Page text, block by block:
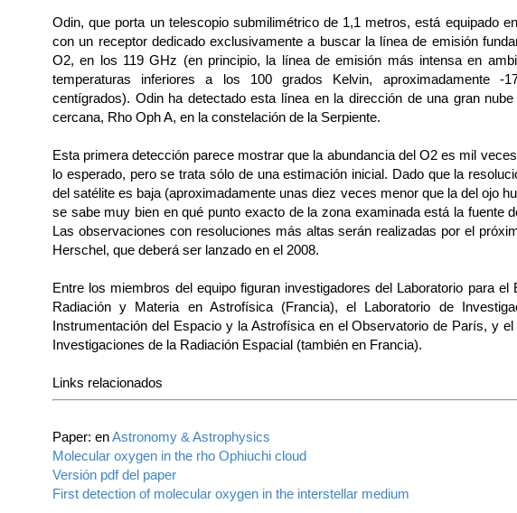
Odin, que porta un telescopio submilimétrico de 1,1 metros, está equipado
con un receptor dedicado exclusivamente a buscar la línea de emisión
O2, en los 119 GHz (en principio, la línea de emisión más intensa en
temperaturas inferiores a los 100 grados Kelvin, aproximadamente -
centígrados). Odin ha detectado esta línea en la dirección de una gran
cercana, Rho Oph A, en la constelación de la Serpiente.
Esta primera detección parece mostrar que la abundancia del O2 es mil
lo esperado, pero se trata sólo de una estimación inicial. Dado que la
del satélite es baja (aproximadamente unas diez veces menor que la del ojo
se sabe muy bien en qué punto exacto de la zona examinada está la fuente
Las observaciones con resoluciones más altas serán realizadas por el
Herschel, que deberá ser lanzado en el 2008.
Entre los miembros del equipo figuran investigadores del Laboratorio para el
Radiación y Materia en Astrofísica (Francia), el Laboratorio de
Instrumentación del Espacio y la Astrofísica en el Observatorio de París, y el
Investigaciones de la Radiación Espacial (también en Francia).
Links relacionados
Paper: enAstronomy & Astrophysics
Molecular oxygen in the rho Ophiuchi cloud
Versión pdf del paper
First detection of molecular oxygen in the interstellar medium